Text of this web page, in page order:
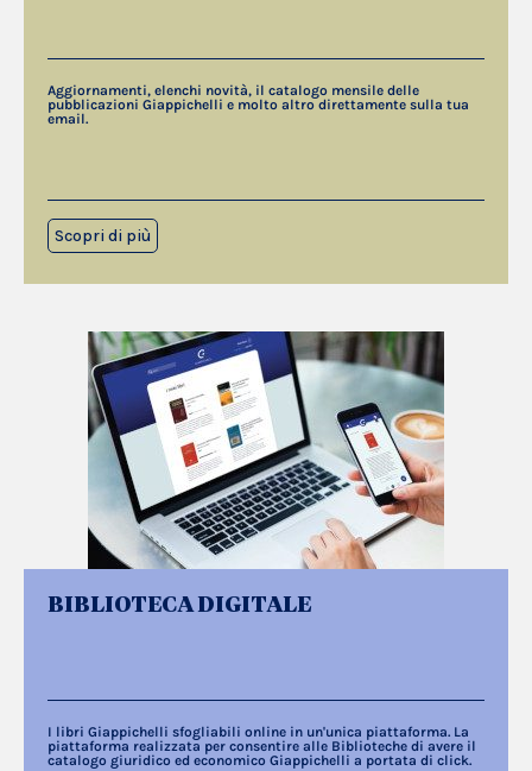
Aggiornamenti, elenchi novità, il catalogo mensile delle
pubblicazioni Giappichelli e molto altro direttamente sulla tua
email.
Scopri di più
BIBLIOTECA DIGITALE
I libri Giappichelli sfogliabili online in un'unica piattaforma. La
piattaforma realizzata per consentire alle Biblioteche di avere il
catalogo giuridico ed economico Giappichelli a portata di click.